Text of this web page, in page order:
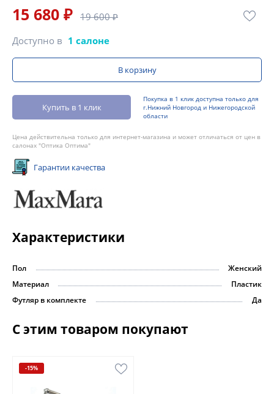
15 680 ₽ 19 600 ₽
Доступно в 1 салоне
В корзину
Купить в 1 клик
Покупка в 1 клик доступна только для
г.Нижний Новгород и Нижегородской
области
Цена действительна только для интернет-магазина и может отличаться от цен в
салонах "Оптика Оптима"
Гарантии качества
Характеристики
Пол
Женский
Материал
Пластик
Футляр в комплекте
Да
С этим товаром покупают
-15%